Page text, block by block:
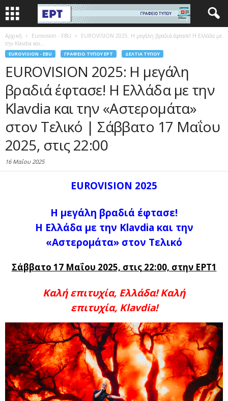
Αρχική Eurovision - EBU
EUROVISION 2025: Η μεγάλη βραδιά έφτασε! Η Ελλάδα με
την Klavdia και...
EUROVISION - EBU ΓΡΑΦΕΊΟ ΤΎΠΟΥ ΕΡΤ ΔΕΛΤΊΑ ΤΎΠΟΥ
EUROVISION 2025: Η μεγάλη
βραδιά έφτασε! Η Ελλάδα με την
Klavdia και την «Αστερομάτα»
στον Τελικό | Σάββατο 17 Μαΐου
2025, στις 22:00
16 Μαΐου 2025
EUROVISION 2025
Η μεγάλη βραδιά έφτασε!
Η Ελλάδα με την Klavdia και την
«Αστερομάτα» στον Τελικό
Σάββατο 17 Μαΐου 2025, στις 22:00, στην ΕΡΤ1
Καλή επιτυχία, Ελλάδα! Καλή
επιτυχία, Klavdia!